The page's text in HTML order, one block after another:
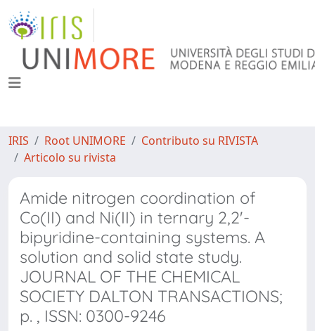
IRIS Root UNIMORE
Contributo su RIVISTA
Articolo su rivista
Amide nitrogen coordination of
Co(II) and Ni(II) in ternary 2,2'-
bipyridine-containing systems. A
solution and solid state study.
JOURNAL OF THE CHEMICAL
SOCIETY DALTON TRANSACTIONS;
p. , ISSN: 0300-9246